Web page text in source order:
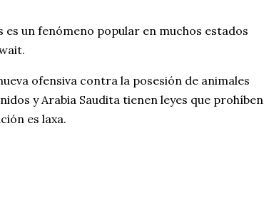
un fenómeno popular en muchos estados
ofensiva contra la posesión de animales
y Arabia Saudita tienen leyes que prohíben
es laxa.